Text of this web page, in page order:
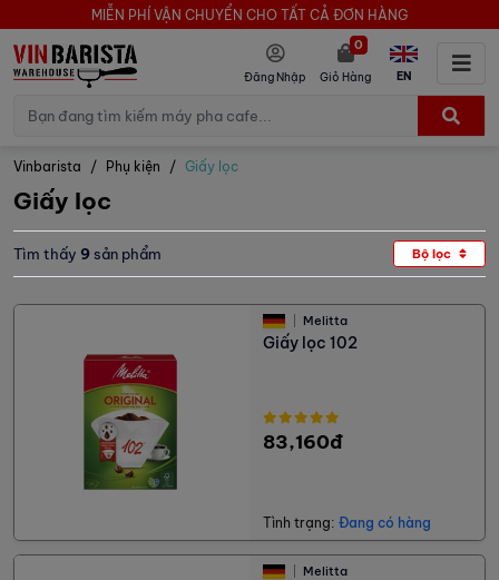
MIỄN PHÍ VẬN CHUYỂN CHO TẤT CẢ ĐƠN HÀNG
Đăng Nhập Giỏ Hàng
0
EN
Vinbarista Phụ kiện Giấy lọc
Giấy lọc
Tìm thấy 9 sản phẩm Bộ lọc
Melitta
Giấy lọc 102
83,160đ
Tình trạng: Đang có hàng
Melitta